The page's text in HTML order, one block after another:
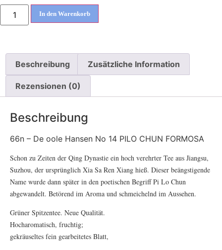
In den Warenkorb
Beschreibung Zusätzliche Information
Rezensionen (0)
Beschreibung
66n – De oole Hansen No 14 PILO CHUN FORMOSA
Schon zu Zeiten der Qing Dynastie ein hoch verehrter Tee aus Jiangsu,
Suzhou, der ursprünglich Xia Sa Ren Xiang hieß. Dieser beängstigende
Name wurde dann später in den poetischen Begriff Pi Lo Chun
abgewandelt. Betörend im Aroma und schmeichelnd im Aussehen.
Grüner Spitzentee. Neue Qualität.
Hocharomatisch, fruchtig;
gekräuseltes fein gearbeitetes Blatt,